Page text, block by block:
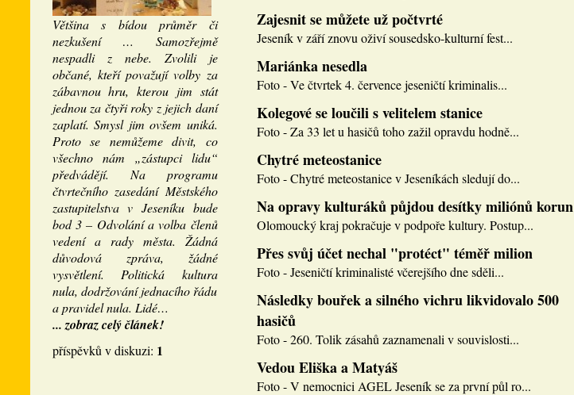
Většina s bídou průměr či
nezkušení … Samozřejmě
nespadli z nebe. Zvolili je
občané, kteří považují volby za
zábavnou hru, kterou jim stát
jednou za čtyři roky z jejich daní
zaplatí. Smysl jim ovšem uniká.
Proto se nemůžeme divit, co
všechno nám „zástupci lidu“
předvádějí. Na programu
čtvrtečního zasedání Městského
zastupitelstva v Jeseníku bude
bod 3 – Odvolání a volba členů
vedení a rady města. Žádná
důvodová zpráva, žádné
vysvětlení. Politická kultura
nula, dodržování jednacího řádu
a pravidel nula. Lidé…
... zobraz celý článek!
příspěvků v diskuzi: 1
Zajesnit se můžete už počtvrté
Jeseník v září znovu oživí sousedsko-kulturní fest...
Mariánka nesedla
Foto - Ve čtvrtek 4. července jeseničtí kriminalis...
Kolegové se loučili s velitelem stanice
Foto - Za 33 let u hasičů toho zažil opravdu hodně...
Chytré meteostanice
Foto - Chytré meteostanice v Jeseníkách sledují do...
Na opravy kulturáků půjdou desítky miliónů korun
Olomoucký kraj pokračuje v podpoře kultury. Postup...
Přes svůj účet nechal "protéct" téměř milion
Foto - Jeseničtí kriminalisté včerejšího dne sděli...
Následky bouřek a silného vichru likvidovalo 500
hasičů
Foto - 260. Tolik zásahů zaznamenali v souvislosti...
Vedou Eliška a Matyáš
Foto - V nemocnici AGEL Jeseník se za první půl ro...